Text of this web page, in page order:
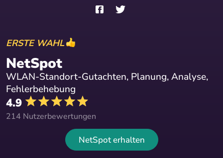
ERSTE WAHL
NetSpot
WLAN-Standort-Gutachten, Planung, Analyse,
Fehlerbehebung
4.9
214 Nutzerbewertungen
NetSpot erhalten